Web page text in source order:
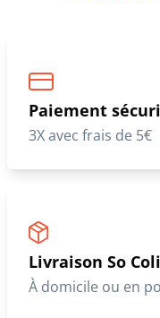
Paiement
3X avec frais de 5€
Livraison So
À domicile ou en